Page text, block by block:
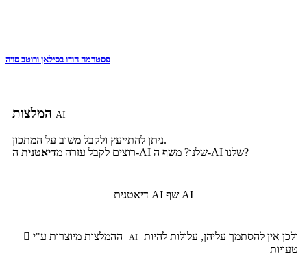
פסטרמה הודו בסילאן ורוטב סויה
AI
ניתן להתייעץ ולקבל משוב על המתכון.
רוצים לקבל עזרה מדיאטנית ה-AI שלנו? משף ה-AI שלנו?
דיאטנית AI שף AI
 AI
טעויות